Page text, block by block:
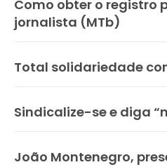
Como obter o registro
jornalista (MTb)
Total solidariedade
Sindicalize-se e diga
João Montenegro,